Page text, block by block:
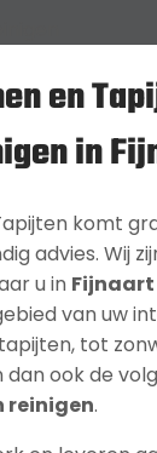
en
in
komt
advies. Wij
u in Fijnaart
van uw
tot
dan ook de
reinigen.